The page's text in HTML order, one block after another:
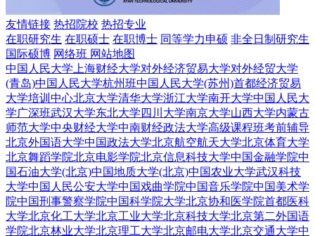
友情链接 热招院校 热招专业
在职研究生 在职硕士 在职博士 同等学力申硕 非全日制研究生
国际硕博 网络班 网站地图
中国人民大学 上海财经大学对外经济贸易大学对外经贸大学
(青岛)中国人民大学杭州班中国人民大学(苏州)首都经济贸易
大学培训中心北京大学清华大学浙江大学南开大学中国人民大
学广深班武汉大学东北大学 四川大学南京大学山西大学内蒙古
师范大学中央财经大学中南财经政法大学高级课程班考前辅导
北京外国语大学中国政法大学北京航空航天大学北京体育大学
北京舞蹈学院北京电影学院北京信息科技大学中国金融学院中
国石油大学(北京)中国地质大学(北京)中国农业大学武汉科技
大学中国人民公安大学中国戏曲学院中国音乐学院中国美术学
院中国刑事警察学院中国科学院大学北京协和医学院首都医科
大学北京化工大学北京工业大学北京科技大学北京第二外国语
学院北京林业大学北京理工大学北京邮电大学北京交通大学中